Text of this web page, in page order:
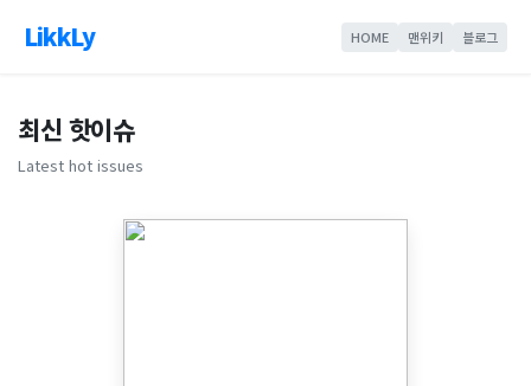
LikkLy HOME 맨위키 블로그
최신 핫이슈
Latest hot issues